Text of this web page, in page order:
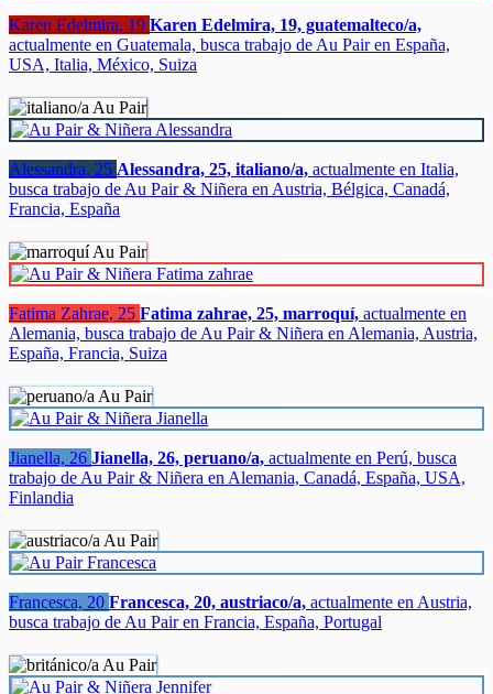
Karen Edelmira, 19 Karen Edelmira, 19, guatemalteco/a,
actualmente en Guatemala, busca trabajo de Au Pair en España,
USA, Italia, México, Suiza
Alessandra, 25 Alessandra, 25, italiano/a, actualmente en Italia,
busca trabajo de Au Pair & Niñera en Austria, Bélgica, Canadá,
Francia, España
Fatima Zahrae, 25 Fatima zahrae, 25, marroquí, actualmente en
Alemania, busca trabajo de Au Pair & Niñera en Alemania, Austria,
España, Francia, Suiza
Jianella, 26 Jianella, 26, peruano/a, actualmente en Perú, busca
trabajo de Au Pair & Niñera en Alemania, Canadá, España, USA,
Finlandia
Francesca, 20 Francesca, 20, austriaco/a, actualmente en Austria,
busca trabajo de Au Pair en Francia, España, Portugal